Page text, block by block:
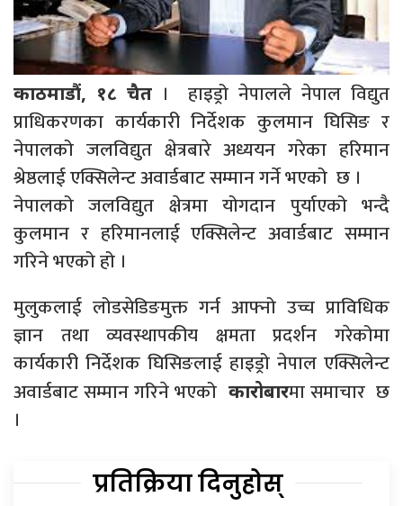
काठमाडौं, १८ चैत। हाइड्रो नेपालले नेपाल विद्युत
प्राधिकरणका कार्यकारी निर्देशक कुलमान घिसिङ र
नेपालको जलविद्युत क्षेत्रबारे अध्ययन गरेका हरिमान
श्रेष्ठलाई एक्सिलेन्ट अवार्डबाट सम्मान गर्ने भएको छ ।
नेपालको जलविद्युत क्षेत्रमा योगदान पुर्याएको भन्दै
कुलमान र हरिमानलाई एक्सिलेन्ट अवार्डबाट सम्मान
गरिने भएको हो ।
मुलुकलाई लोडसेडिङमुक्त गर्न आफ्नो उच्च प्राविधिक
ज्ञान तथा व्यवस्थापकीय क्षमता प्रदर्शन गरेकोमा
कार्यकारी निर्देशक घिसिङलाई हाइड्रो नेपाल एक्सिलेन्ट
अवार्डबाट सम्मान गरिने भएको कारोबारमा समाचार छ
।
प्रतिक्रिया दिनुहोस्